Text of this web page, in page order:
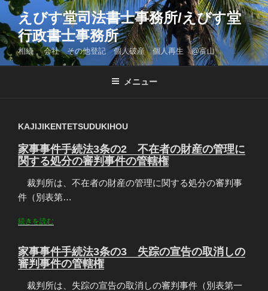
コ
ン
テ
ン
ツ
えびす堂司法書士事務所/えびす堂
行政書士事務所
相続 会社 その他登記 個人破産 個人再生 @富山
メニュー
KAJIJIKENTETSUDUKIHOU
家事事件手続法3条の2 不在者の財産の管理に
関する処分の審判事件の管轄権
裁判所は、不在者の財産の管理に関する処分の審判事
件（別表第…
続きを読む
家事事件手続法3条の3 失踪の宣告の取消しの
審判事件の管轄権
裁判所は、失踪の宣告の取消しの審判事件（別表第一